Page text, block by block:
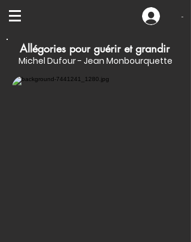
-
Allégories pour guérir et grandir
Michel Dufour - Jean Monbourquette